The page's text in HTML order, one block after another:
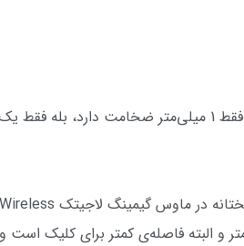
و البته فاصله‌ی کمتر برای کلیک